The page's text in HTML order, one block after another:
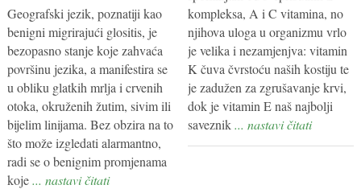
Geografski jezik, poznatiji kao
benigni migrirajući glositis, je
bezopasno stanje koje zahvaća
površinu jezika, a manifestira se
u obliku glatkih mrlja i crvenih
otoka, okruženih žutim, sivim ili
bijelim linijama. Bez obzira na to
što može izgledati alarmantno,
radi se o benignim promjenama
koje... nastavi čitati
kompleksa, A i C vitamina, no
njihova uloga u organizmu vrlo
je velika i nezamjenjva: vitamin
K čuva čvrstoću naših kostiju te
je zadužen za zgrušavanje krvi,
dok je vitamin E naš najbolji
saveznik... nastavi čitati